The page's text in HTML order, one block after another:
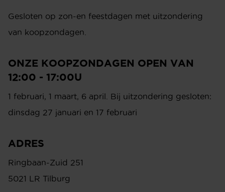
AFSPRAAK
showroom!
OPENINGSTIJDEN SHOWROOM